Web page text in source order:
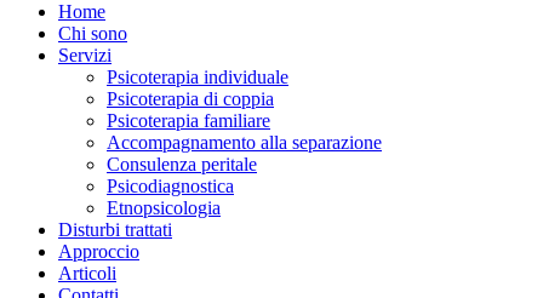
Home
Chi sono
Servizi
Psicoterapia individuale
Psicoterapia di coppia
Psicoterapia familiare
Accompagnamento alla separazione
Consulenza peritale
Psicodiagnostica
Etnopsicologia
Disturbi trattati
Approccio
Articoli